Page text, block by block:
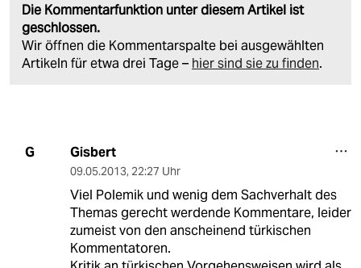
Die Kommentarfunktion unter diesem Artikel ist
geschlossen.
Wir öffnen die Kommentarspalte bei ausgewählten
Artikeln für etwa drei Tage – hier sind sie zu finden.
G Gisbert
09.05.2013, 22:27 Uhr
Viel Polemik und wenig dem Sachverhalt des
Themas gerecht werdende Kommentare, leider
zumeist von den anscheinend türkischen
Kommentatoren.